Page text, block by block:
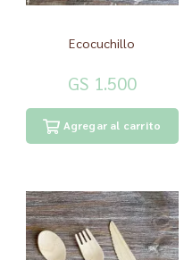
Ecocuchillo
GS 1.500
Agregar al carrito